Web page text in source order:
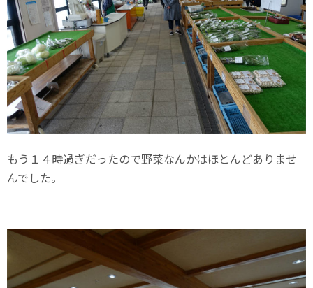
もう１４時過ぎだったので野菜なんかはほとんどありませ
んでした。